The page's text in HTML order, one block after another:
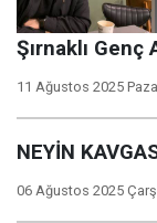
Şırnaklı Genç
11 Ağustos 2025
NEYİN
06 Ağustos 2025